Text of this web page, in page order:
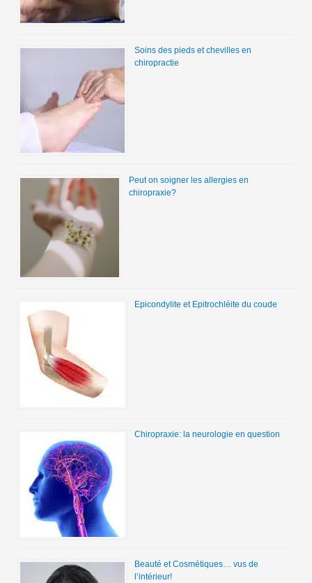
Soins des pieds et chevilles en
chiropractie
Peut on soigner les allergies en
chiropraxie?
Epicondylite et Epitrochléite du coude
Chiropraxie: la neurologie en question
Beauté et Cosmétiques… vus de
l’intérieur!